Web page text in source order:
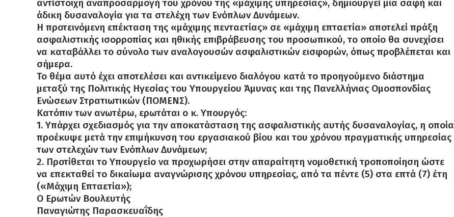
αντίστοιχη αναπροσαρμογή του χρόνου της «μάχιμης υπηρεσίας», δημιουργεί μια σαφή και
άδικη δυσαναλογία για τα στελέχη των Ενόπλων Δυνάμεων.
Η προτεινόμενη επέκταση της «μάχιμης πενταετίας» σε «μάχιμη επταετία» αποτελεί πράξη
ασφαλιστικής ισορροπίας και ηθικής επιβράβευσης του προσωπικού, το οποίο θα συνεχίσει
να καταβάλλει το σύνολο των αναλογουσών ασφαλιστικών εισφορών, όπως προβλέπεται και
σήμερα.
Το θέμα αυτό έχει αποτελέσει και αντικείμενο διαλόγου κατά το προηγούμενο διάστημα
μεταξύ της Πολιτικής Ηγεσίας του Υπουργείου Άμυνας και της Πανελλήνιας Ομοσπονδίας
Ενώσεων Στρατιωτικών (ΠΟΜΕΝΣ).
Κατόπιν των ανωτέρω, ερωτάται ο κ. Υπουργός:
1. Υπάρχει σχεδιασμός για την αποκατάσταση της ασφαλιστικής αυτής δυσαναλογίας, η οποία
προέκυψε μετά την επιμήκυνση του εργασιακού βίου και του χρόνου πραγματικής υπηρεσίας
των στελεχών των Ενόπλων Δυνάμεων;
2. Προτίθεται το Υπουργείο να προχωρήσει στην απαραίτητη νομοθετική τροποποίηση ώστε
να επεκταθεί το δικαίωμα αναγνώρισης χρόνου υπηρεσίας, από τα πέντε (5) στα επτά (7) έτη
(«Μάχιμη Επταετία»);
Ο Ερωτών Βουλευτής
Παναγιώτης Παρασκευαΐδης